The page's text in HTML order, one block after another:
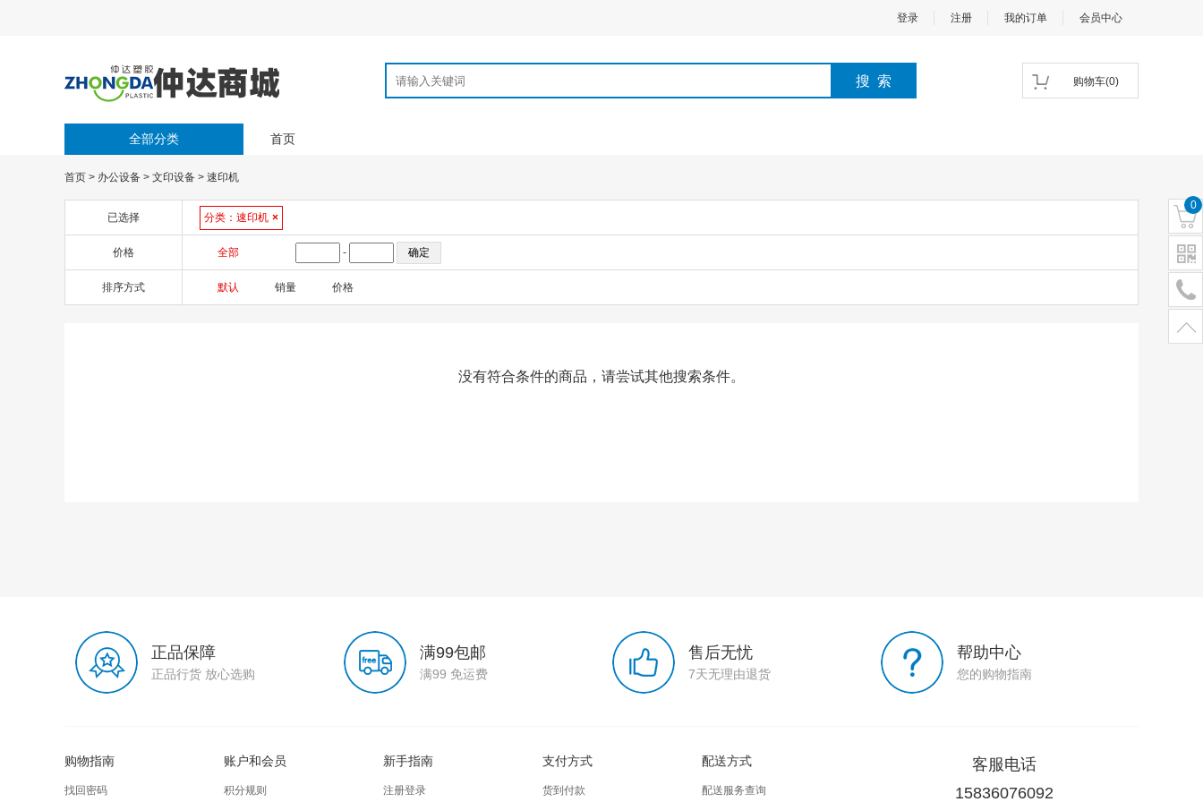
登录 注册 我的订单 会员中心
购物车(0)
全部分类 首页
首页 > 办公设备 > 文印设备 > 速印机
已选择 分类： 速印机 ×
价格 全部 -
排序方式 默认 销量 价格
没有符合条件的商品，请尝试其他搜索条件。
正品保障
正品行货 放心选购
满99包邮
满99 免运费
售后无忧
7天无理由退货
帮助中心
您的购物指南
购物指南
找回密码
账户和会员
积分规则
新手指南
注册登录
支付方式
货到付款
配送方式
配送服务查询
客服电话
15836076092
0